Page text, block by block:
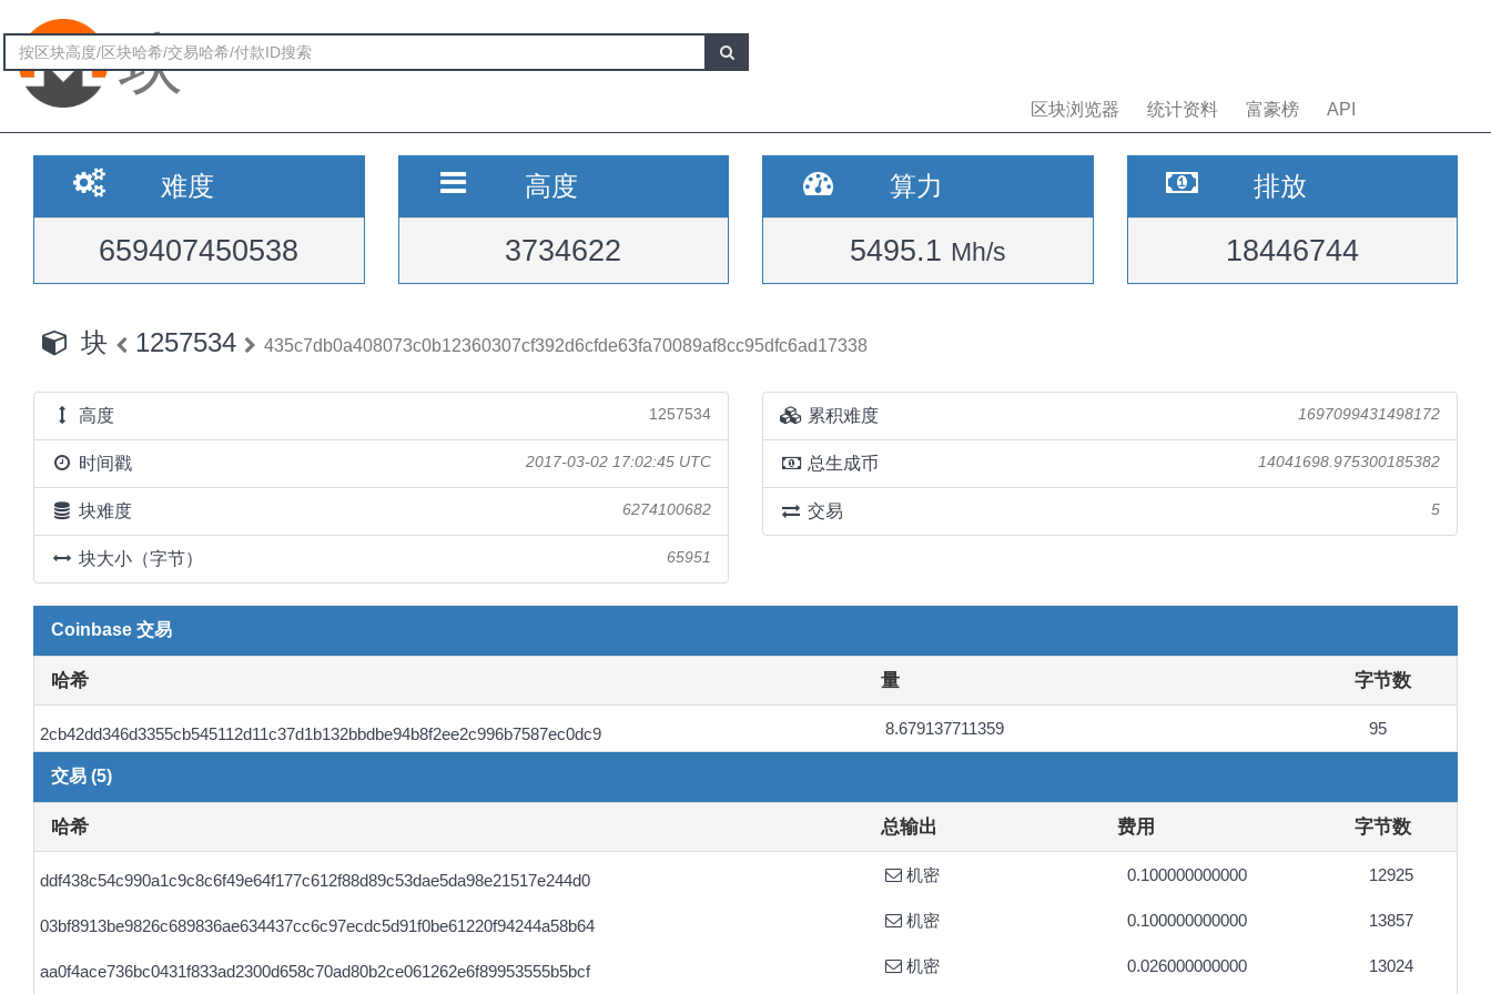
块
区块浏览器 统计资料 富豪榜 API
难度
659407450538
高度
3734622
算力
5495.1 Mh/s
排放
18446744
块 1257534 435c7db0a408073c0b12360307cf392d6cfde63fa70089af8cc95dfc6ad17338
高度 1257534
时间戳 2017-03-02 17:02:45 UTC
块难度 6274100682
块大小（字节） 65951
累积难度 1697099431498172
总生成币 14041698.975300185382
交易 5
Coinbase 交易
哈希 量 字节数
2cb42dd346d3355cb545112d11c37d1b132bbdbe94b8f2ee2c996b7587ec0dc9 8.679137711359 95
交易 (5)
哈希 总输出 费用 字节数
ddf438c54c990a1c9c8c6f49e64f177c612f88d89c53dae5da98e21517e244d0 机密 0.100000000000 12925
03bf8913be9826c689836ae634437cc6c97ecdc5d91f0be61220f94244a58b64 机密 0.100000000000 13857
aa0f4ace736bc0431f833ad2300d658c70ad80b2ce061262e6f89953555b5bcf 机密 0.026000000000 13024